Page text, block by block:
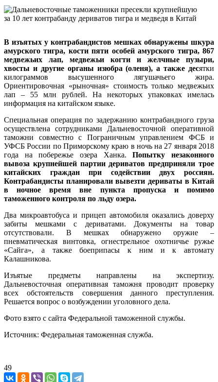
В изъятых у контрабандистов мешках обнаружены шкура
амурского тигра, кости пяти особей амурского тигра, 867
медвежьих лап, медвежьи когти и желчные пузыри,
хвосты и другие органы изюбра (оленя), а также десятки
килограммов высушенного лягушачьего жира.
Ориентировочная «рыночная» стоимость только медвежьих
лап – 55 млн рублей. На некоторых упаковках имелась
информация на китайском языке.
Специальная операция по задержанию контрабандного груза
осуществлена сотрудниками Дальневосточной оперативной
таможни совместно с Пограничным управлением ФСБ и
УФСБ России по Приморскому краю в ночь на 27 января 2018
года на побережье озера Ханка.Попытку незаконного
вывоза крупнейшей партии дериватов предприняли трое
китайских граждан при содействии двух россиян.
Контрабандисты планировали вывезти дериваты в Китай
в ночное время вне пункта пропуска и помимо
таможенного контроля по льду озера.
Два микроавтобуса и прицеп автомобиля оказались доверху
забиты мешками с дериватами. Документы на товар
отсутствовали. В мешках обнаружено оружие –
пневматическая винтовка, огнестрельное охотничье ружье
«Сайга», а также боеприпасы к ним и к автомату
Калашникова.
Изъятые предметы направлены на экспертизу.
Дальневосточная оперативная таможня проводит проверку
всех обстоятельств совершения данного преступления.
Решается вопрос о возбуждении уголовного дела.
Фото взято с сайта Федеральной таможенной службы.
Источник: Федеральная таможенная служба.
49